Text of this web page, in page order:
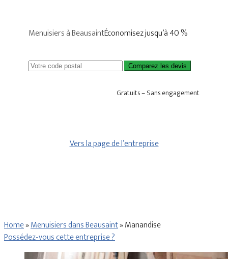
Menuisiers à BeausaintÉconomisez jusqu’à 40 %
Comparez les devis
Gratuits – Sans engagement
Vers la page de l’entreprise
Home»Menuisiers dans Beausaint»Manandise
Possédez-vous cette entreprise ?